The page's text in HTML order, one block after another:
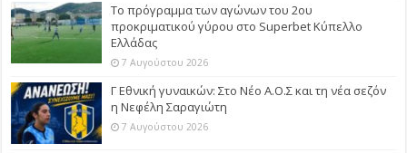
Το πρόγραμμα των αγώνων του 2ου
προκριματικού γύρου στο Superbet Κύπελλο
Ελλάδας
7 Αυγούστου 2026
Γ Εθνική γυναικών: Στο Νέο Α.Ο.Σ και τη νέα σεζόν
η Νεφέλη Σαραγιώτη
7 Αυγούστου 2026